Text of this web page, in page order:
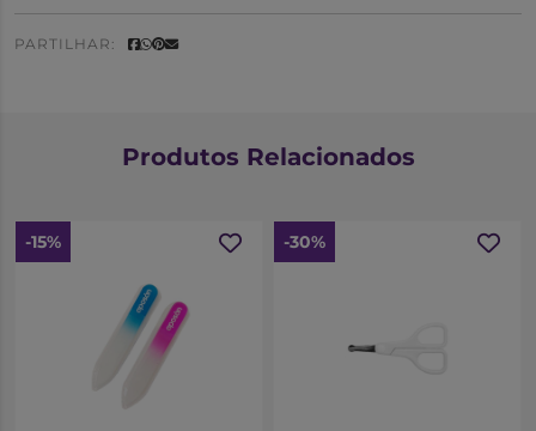
PARTILHAR:
Produtos Relacionados
-15% -30%